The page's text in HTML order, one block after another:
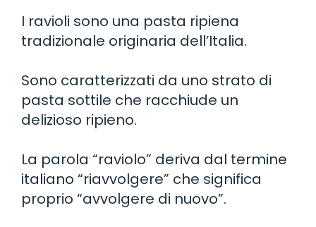
I ravioli sono una pasta ripiena
tradizionale originaria dell’Italia.
Sono caratterizzati da uno strato di
pasta sottile che racchiude un
delizioso ripieno.
La parola “raviolo” deriva dal termine
italiano “riavvolgere” che significa
proprio “avvolgere di nuovo”.